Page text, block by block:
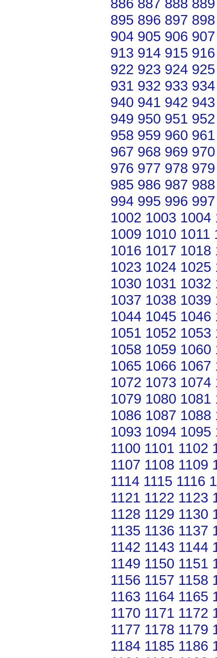
895 896 897 898
904 905 906 907
913 914 915 916
922 923 924 925
931 932 933 934
940 941 942 943
949 950 951 952
958 959 960 961
967 968 969 970
976 977 978 979
985 986 987 988
994 995 996 997
1002 1003 1004
1009 1010 1011
1016 1017 1018
1023 1024 1025
1030 1031 1032
1037 1038 1039
1044 1045 1046
1051 1052 1053
1058 1059 1060
1065 1066 1067
1072 1073 1074
1079 1080 1081
1086 1087 1088
1093 1094 1095
1100 1101 1102
1107 1108 1109
1114 1115 1116
1121 1122 1123
1128 1129 1130
1135 1136 1137
1142 1143 1144
1149 1150 1151
1156 1157 1158
1163 1164 1165
1170 1171 1172
1177 1178 1179
1184 1185 1186